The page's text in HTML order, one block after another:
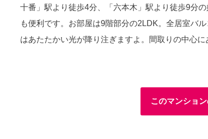
十番」駅より徒歩4分、「六本木」駅より徒歩9分
も便利です。お部屋は9階部分の2LDK。全居室バ
はあたたかい光が降り注ぎますよ。間取りの中心
このマンショ